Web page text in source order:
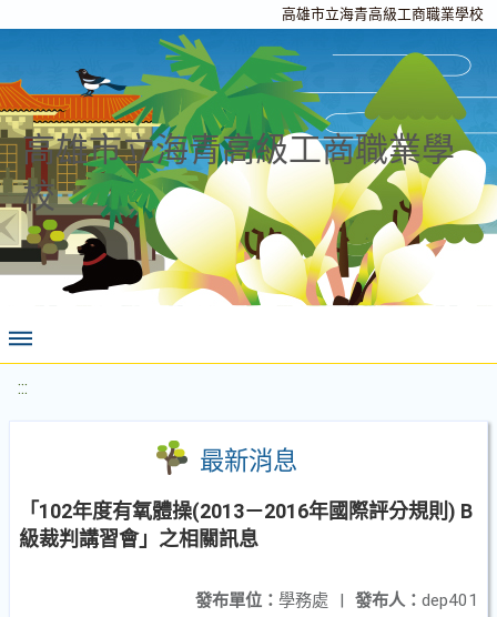
高雄市立海青高級工商職業學校
高雄市立海青高級工商職業學
校
:::
最新消息
「102年度有氧體操(2013－2016年國際評分規則) B
級裁判講習會」之相關訊息
發布人： dep401
發布單位： 學務處 |